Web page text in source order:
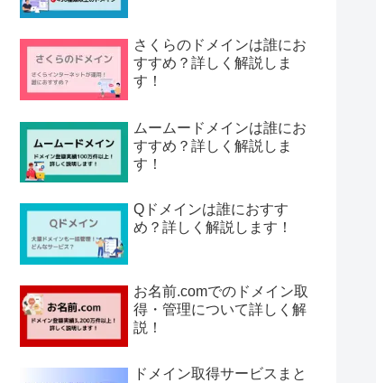
さくらのドメインは誰にお
すすめ？詳しく解説しま
す！
ムームードメインは誰にお
すすめ？詳しく解説しま
す！
Qドメインは誰におすす
め？詳しく解説します！
お名前.comでのドメイン取
得・管理について詳しく解
説！
ドメイン取得サービスまと